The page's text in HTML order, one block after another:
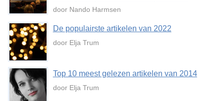
door Nando Harmsen
De populairste artikelen van 2022
door Elja Trum
Top 10 meest gelezen artikelen van 2014
door Elja Trum